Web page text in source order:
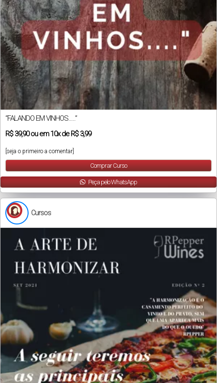
“FALANDO EM VINHOS…..”
R$39,90ou em10xdeR$ 3,99
[seja o primeiro a comentar]
Comprar Curso
Peça pelo WhatsApp
Cursos